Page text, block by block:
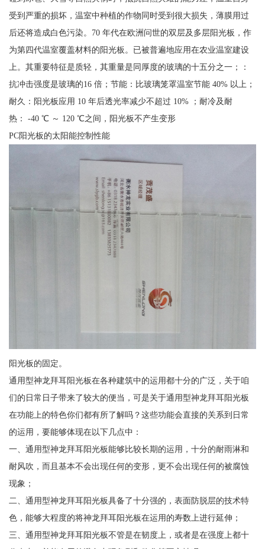
受到严重的损坏，温室中种植的作物同时受到很大损失，薄膜用过
后还将造成白色污染。70 年代在欧洲问世的双层及多层阳光板，作
为第四代温室覆盖材料的阳光板。已被普遍地应用在农业温室建设
上。其重要特征是质轻，其重量是同厚度的玻璃的十五分之一；：
抗冲击强度是玻璃的16 倍；节能：比玻璃笼罩温室节能 40% 以上；
耐久：阳光板应用 10 年后透光率减少不超过 10% ；耐冷及耐
热： -40 ℃ ～ 120 ℃之间，阳光板不产生变形
PC阳光板的太阳能控制性能
阳光板的固定。
通用型神龙拜耳阳光板在各种建筑中的运用都十分的广泛，关于咱
们的日常日子带来了较大的便当，可是关于通用型神龙拜耳阳光板
在功能上的特色你们都有所了解吗？这些功能会直接的关系到日常
的运用，要能够体现在以下几点中：
一、通用型神龙拜耳阳光板能够比较长期的运用，十分的耐雨淋和
耐风吹，而且基本不会出现任何的变形，更不会出现任何的被腐蚀
现象；
二、通用型神龙拜耳阳光板具备了十分强的，表面防脱层的技术特
色，能够大程度的将神龙拜耳阳光板在运用的寿数上进行延伸；
三、通用型神龙拜耳阳光板不管是在韧度上，或者是在强度上都十